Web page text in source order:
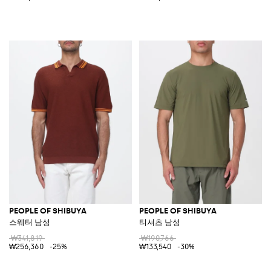
PEOPLE OF SHIBUYA
스웨터 남성
₩341,819
₩256,360
-25%
PEOPLE OF SHIBUYA
티셔츠 남성
₩190,766
₩133,540
-30%